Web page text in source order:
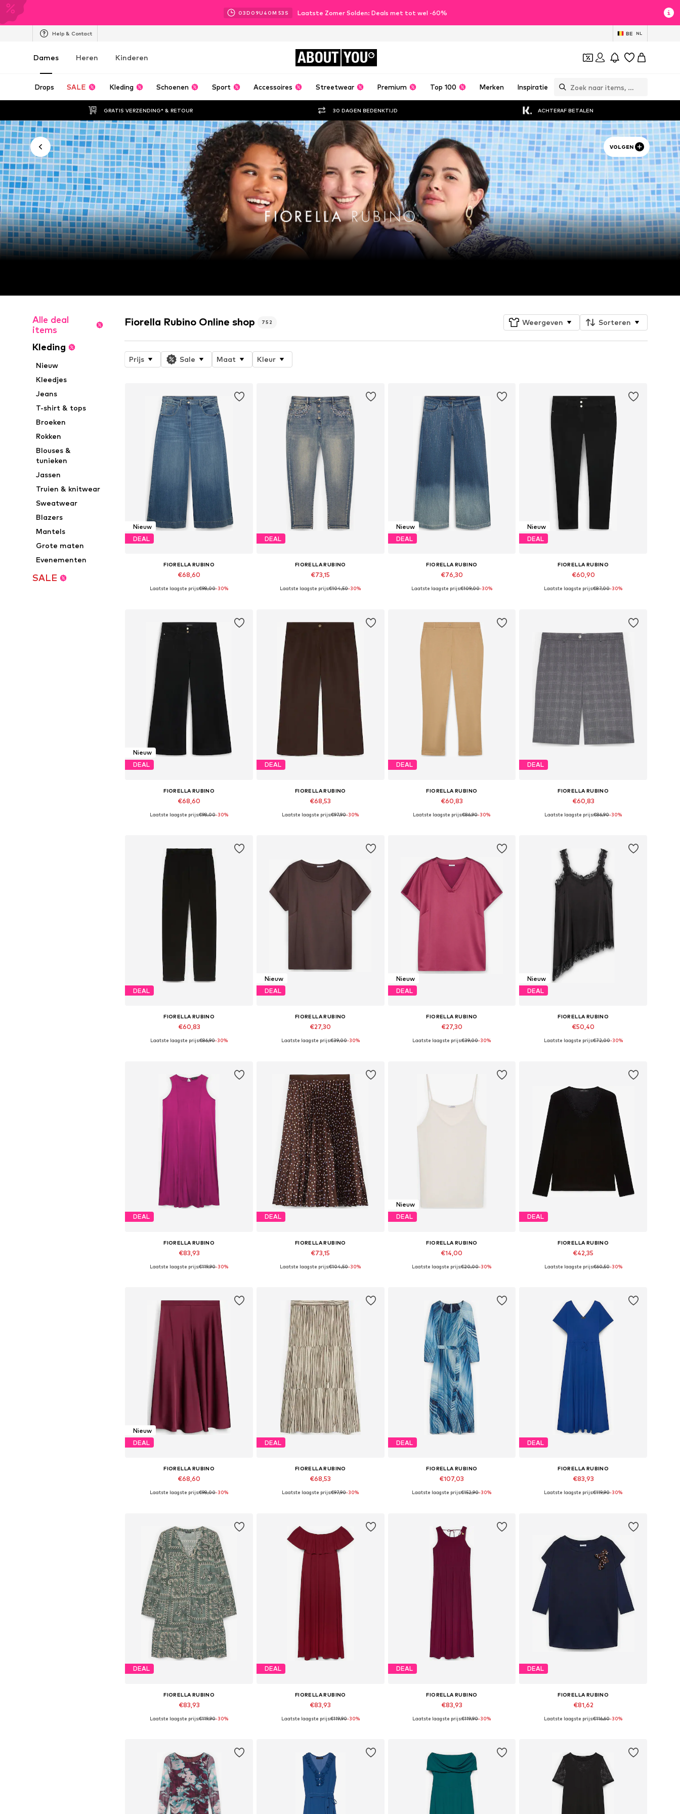
03D 09U 40M 51 S Laatste Zomer Solden: Deals met tot wel -60%
Help & Contact BE NL
Dames Heren Kinderen ABOUT YOU
Drops SALE Kleding Schoenen Sport Accessoires Streetwear Premium Top 100 Merken Inspiratie
GRATIS VERZENDING* & RETOUR 30 DAGEN BEDENKTIJD ACHTERAF BETALEN
VOLGEN
Alle deal
items
Kleding
Nieuw
Kleedjes
Jeans
T-shirt & tops
Broeken
Rokken
Blouses &
tunieken
Jassen
Truien & knitwear
Sweatwear
Blazers
Mantels
Grote maten
Evenementen
SALE
Fiorella Rubino Online shop 752 Weergeven Sorteren
Prijs Sale Maat Kleur
Nieuw
DEAL
FIORELLA RUBINO
€68,60
Beschikbaar in vele maten
Laatste laagste prijs:€98,00-30%
DEAL
FIORELLA RUBINO
€73,15
Beschikbaar in vele maten
Laatste laagste prijs:€104,50-30%
Nieuw
DEAL
FIORELLA RUBINO
€76,30
Beschikbaar in vele maten
Laatste laagste prijs:€109,00-30%
Nieuw
DEAL
FIORELLA RUBINO
€60,90
Beschikbaar in vele maten
Laatste laagste prijs:€87,00-30%
Nieuw
DEAL
FIORELLA RUBINO
€68,60
Beschikbaar in vele maten
Laatste laagste prijs:€98,00-30%
DEAL
FIORELLA RUBINO
€68,53
Laatste laagste prijs:€97,90-30%
DEAL
FIORELLA RUBINO
€60,83
Laatste laagste prijs:€86,90-30%
DEAL
FIORELLA RUBINO
€60,83
Laatste laagste prijs:€86,90-30%
DEAL
FIORELLA RUBINO
€60,83
Laatste laagste prijs:€86,90-30%
Nieuw
DEAL
FIORELLA RUBINO
€27,30
Beschikbaar in vele maten
Laatste laagste prijs:€39,00-30%
Nieuw
DEAL
FIORELLA RUBINO
€27,30
Beschikbaar in vele maten
Laatste laagste prijs:€39,00-30%
Nieuw
DEAL
FIORELLA RUBINO
€50,40
Beschikbaar in vele maten
Laatste laagste prijs:€72,00-30%
DEAL
FIORELLA RUBINO
€83,93
Laatste laagste prijs:€119,90-30%
DEAL
FIORELLA RUBINO
€73,15
Laatste laagste prijs:€104,50-30%
Nieuw
DEAL
FIORELLA RUBINO
€14,00
Beschikbaar in vele maten
Laatste laagste prijs:€20,00-30%
DEAL
FIORELLA RUBINO
€42,35
Beschikbaar in vele maten
Laatste laagste prijs:€60,50-30%
Nieuw
DEAL
FIORELLA RUBINO
€68,60
Beschikbaar in vele maten
Laatste laagste prijs:€98,00-30%
DEAL
FIORELLA RUBINO
€68,53
Beschikbaar in vele maten
Laatste laagste prijs:€97,90-30%
DEAL
FIORELLA RUBINO
€107,03
Laatste laagste prijs:€152,90-30%
DEAL
FIORELLA RUBINO
€83,93
Laatste laagste prijs:€119,90-30%
DEAL
FIORELLA RUBINO
€83,93
Beschikbaar in vele maten
Laatste laagste prijs:€119,90-30%
DEAL
FIORELLA RUBINO
€83,93
Beschikbaar in vele maten
Laatste laagste prijs:€119,90-30%
DEAL
FIORELLA RUBINO
€83,93
Beschikbaar in vele maten
Laatste laagste prijs:€119,90-30%
DEAL
FIORELLA RUBINO
€81,62
Beschikbaar in vele maten
Laatste laagste prijs:€116,60-30%